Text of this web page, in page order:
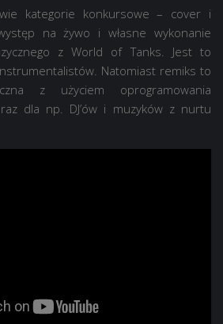
kategorie konkursowe – cover i
na żywo i własne wykonanie
z World of Tanks. Jest to
Natomiast remiks to
z użyciem oprogramowania
dla np. DJ’ów i muzyków z nurtu